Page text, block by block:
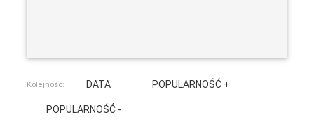
Kolejność: DATA
POPULARNOŚĆ +
POPULARNOŚĆ -